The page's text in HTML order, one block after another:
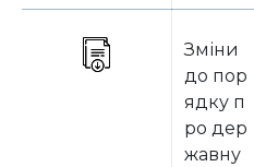
Зміни
до пор
ядку п
ро дер
жавну